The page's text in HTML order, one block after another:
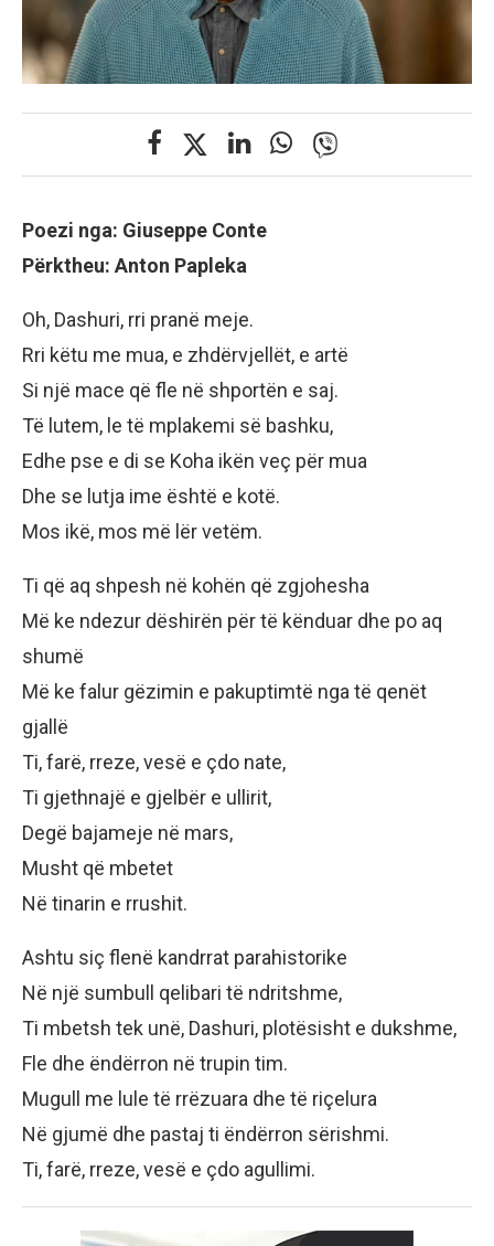
Poezi nga: Giuseppe Conte
Përktheu: Anton Papleka
Oh, Dashuri, rri pranë meje.
Rri këtu me mua, e zhdërvjellët, e artë
Si një mace që fle në shportën e saj.
Të lutem, le të mplakemi së bashku,
Edhe pse e di se Koha ikën veç për mua
Dhe se lutja ime është e kotë.
Mos ikë, mos më lër vetëm.
Ti që aq shpesh në kohën që zgjohesha
Më ke ndezur dëshirën për të kënduar dhe po aq
shumë
Më ke falur gëzimin e pakuptimtë nga të qenët
gjallë
Ti, farë, rreze, vesë e çdo nate,
Ti gjethnajë e gjelbër e ullirit,
Degë bajameje në mars,
Musht që mbetet
Në tinarin e rrushit.
Ashtu siç flenë kandrrat parahistorike
Në një sumbull qelibari të ndritshme,
Ti mbetsh tek unë, Dashuri, plotësisht e dukshme,
Fle dhe ëndërron në trupin tim.
Mugull me lule të rrëzuara dhe të riçelura
Në gjumë dhe pastaj ti ëndërron sërishmi.
Ti, farë, rreze, vesë e çdo agullimi.